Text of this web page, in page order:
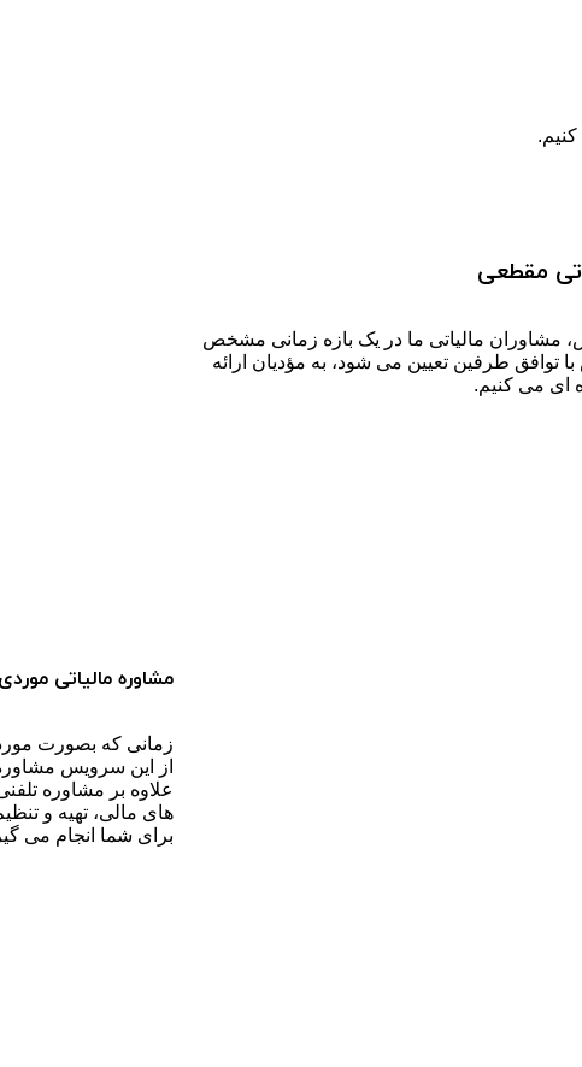
مقطعی
مشاوران مالیاتی ما در یک بازه زمانی مشخص
توافق طرفین تعیین می شود، به مؤدیان ارائه
ای می کنیم.
مشاوره مالیاتی موردی
زمانی که بصورت
از این سرویس
علاوه بر مشاوره
های مالی، تهیه و
برای شما انجام می